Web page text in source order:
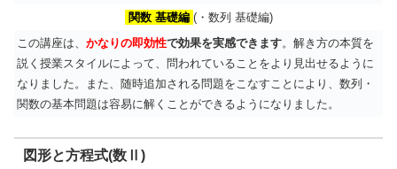
関数 基礎編 (・数列 基礎編)
この講座は、 かなりの即効性で効果を実感できます。解き方の本質を
説く授業スタイルによって、問われていることをより見出せるように
なりました。また、随時追加される問題をこなすことにより、数列・
関数の基本問題は容易に解くことができるようになりました。
図形と方程式(数Ⅱ)